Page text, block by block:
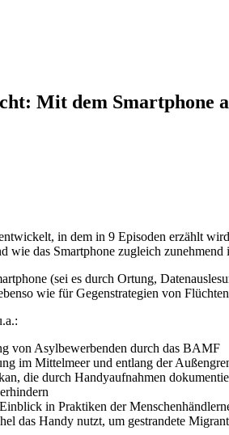
Mit dem Smartphone
in dem in 9 Episoden erzählt
wie das Smartphone zugleich
(sei es durch Ortung,
wie für Gegenstrategien von
von Asylbewerbenden durch das BAMF
im Mittelmeer und entlang der
die durch Handyaufnahmen
in Praktiken der
das Handy nutzt, um gestrandete